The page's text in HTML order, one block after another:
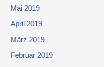
Mai 2019
April 2019
März 2019
Februar 2019